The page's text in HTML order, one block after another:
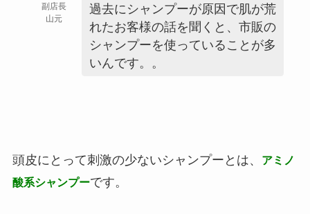
副店長
山元
過去にシャンプーが原因で肌が荒
れたお客様の話を聞くと、市販の
シャンプーを使っていることが多
いんです。。
頭皮にとって刺激の少ないシャンプーとは、
アミノ
酸系シャンプーです。